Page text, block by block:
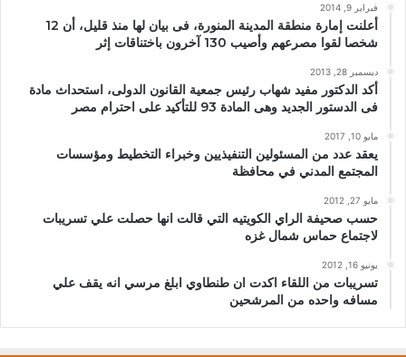
فبراير 9, 2014
أعلنت إمارة منطقة المدينة المنورة، فى بيان لها منذ قليل، أن 12
شخصا لقوا مصرعهم وأصيب 130 آخرون باختناقات إثر
ديسمبر 28, 2013
أكد الدكتور مفيد شهاب رئيس جمعية القانون الدولى، استحداث مادة
فى الدستور الجديد وهى المادة 93 للتأكيد على احترام مصر
مايو 10, 2017
يعقد عدد من المسئولين التنفيذيين وخبراء التخطيط ومؤسسات
المجتمع المدني في محافظة
مايو 27, 2012
حسب صحيفة الراي الكويتيه التي قالت انها حصلت علي تسريبات
لاجتماع حماس شمال غزه
يونيو 16, 2012
تسريبات من اللقاء اكدت ان طنطاوي ابلغ مرسي انه يقف علي
مسافه واحده من المرشحين